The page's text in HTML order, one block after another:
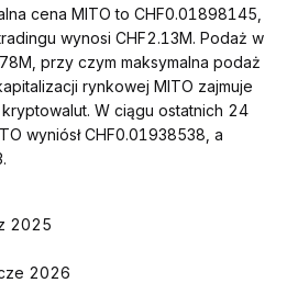
cena MITO to CHF0.01898145,
wynosi CHF2.13M. Podaż w
przy czym maksymalna podaż
rynkowej MITO zajmuje
W ciągu ostatnich 24
wyniósł CHF0.01938538, a
2025
2026